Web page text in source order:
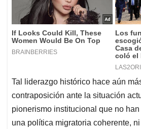
Tal liderazgo histórico hace aún
contraposición ante la situación
pionerismo institucional que no
una política migratoria coherente,